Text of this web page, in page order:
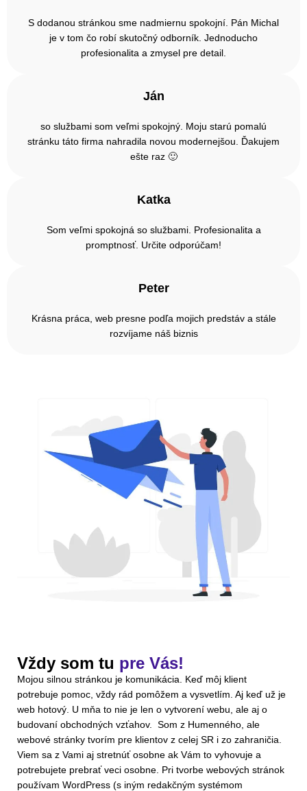
S dodanou stránkou sme nadmiernu spokojní. Pán Michal
je v tom čo robí skutočný odborník. Jednoducho
profesionalita a zmysel pre detail.
Ján
so službami som veľmi spokojný. Moju starú pomalú
stránku táto firma nahradila novou modernejšou. Ďakujem
ešte raz 🙂
Katka
Som veľmi spokojná so službami. Profesionalita a
promptnosť. Určite odporúčam!
Peter
Krásna práca, web presne podľa mojich predstáv a stále
rozvíjame náš biznis
Vždy som tu pre Vás!
Mojou silnou stránkou je komunikácia. Keď môj klient
potrebuje pomoc, vždy rád pomôžem a vysvetlím. Aj keď už je
web hotový. U mňa to nie je len o vytvorení webu, ale aj o
budovaní obchodných vzťahov. Som z Humenného, ale
webové stránky tvorím pre klientov z celej SR i zo zahraničia.
Viem sa z Vami aj stretnúť osobne ak Vám to vyhovuje a
potrebujete prebrať veci osobne. Pri tvorbe webových stránok
používam WordPress (s iným redakčným systémom